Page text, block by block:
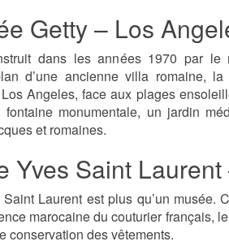
Getty – Los
dans les années 1970 par le
d’une ancienne villa romaine,
Angeles, face aux plages
fontaine monumentale, un jardin
et romaines.
Yves Saint
Laurent est plus qu’un musée.
marocaine du couturier français,
conservation des vêtements.